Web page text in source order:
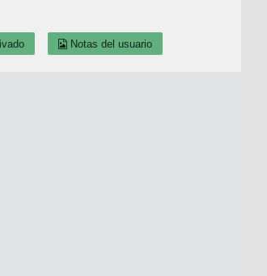
Notas del usuario